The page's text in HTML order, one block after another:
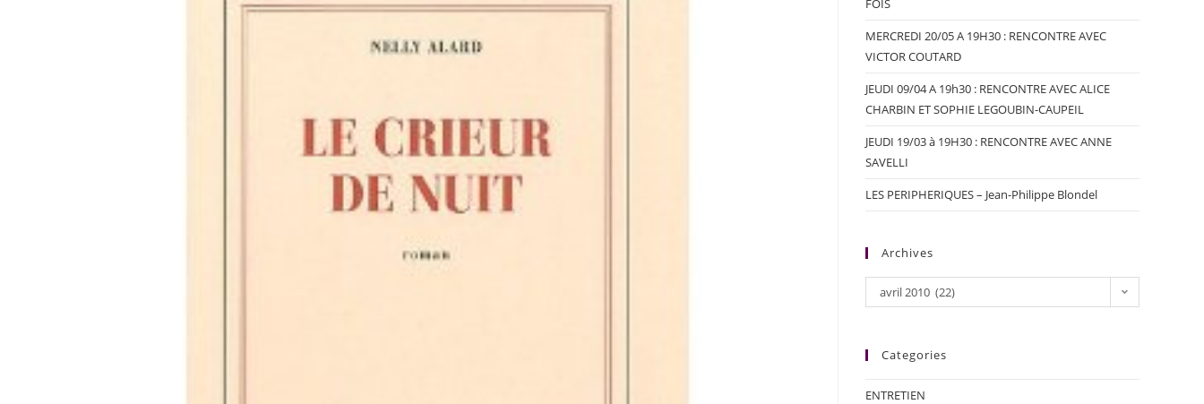
FOÏS
MERCREDI 20/05 A 19H30 : RENCONTRE AVEC
VICTOR COUTARD
JEUDI 09/04 A 19h30 : RENCONTRE AVEC ALICE
CHARBIN ET SOPHIE LEGOUBIN-CAUPEIL
JEUDI 19/03 à 19H30 : RENCONTRE AVEC ANNE
SAVELLI
LES PERIPHERIQUES – Jean-Philippe Blondel
Archives
avril 2010 (22)
Categories
ENTRETIEN